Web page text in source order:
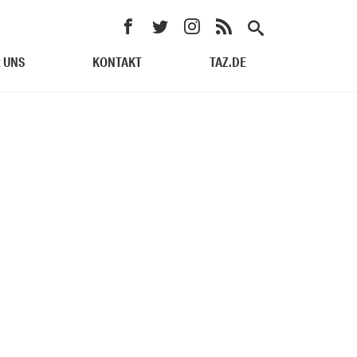
UNS KONTAKT TAZ.DE